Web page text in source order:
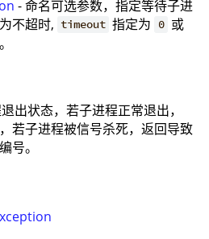
- 命名可选参数，指定等待子进
不超时, timeout 指定为 0 或
出状态，若子进程正常退出，
若子进程被信号杀死，返回导致
号。